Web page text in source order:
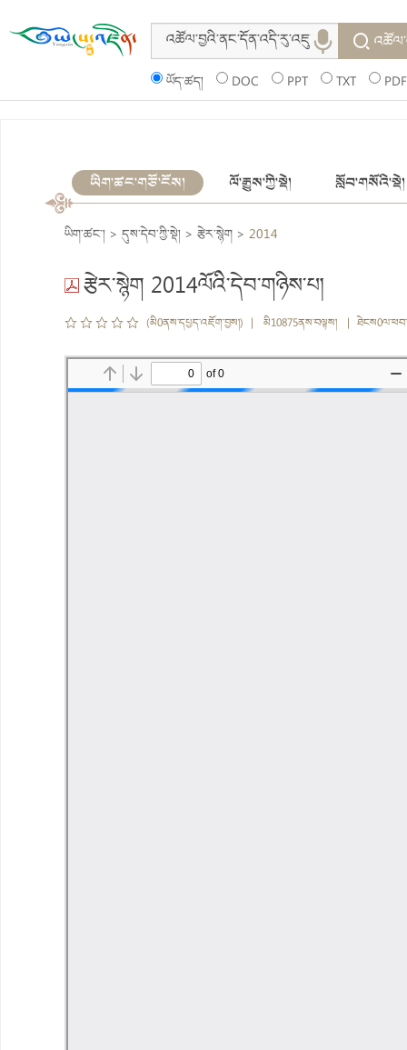
ཡོད་ཚད། DOC PPT TXT PDF
ཡིག་ཚང་གཙོ་ངོས། ལོ་རྒྱུས་ཀྱི་སྡེ། སློབ་གསོའི་སྡེ།
ཡིག་ཚང་། > དུས་དེབ་ཀྱི་སྡེ། > རྩེར་སྙེག > 2014
རྩེར་སྙེག 2014ལོའི་དེབ་གཉིས་པ།
(མི0ནས་དཔྱད་འཇོག་བྱས།) | མི10875ནས་བལྟས། |